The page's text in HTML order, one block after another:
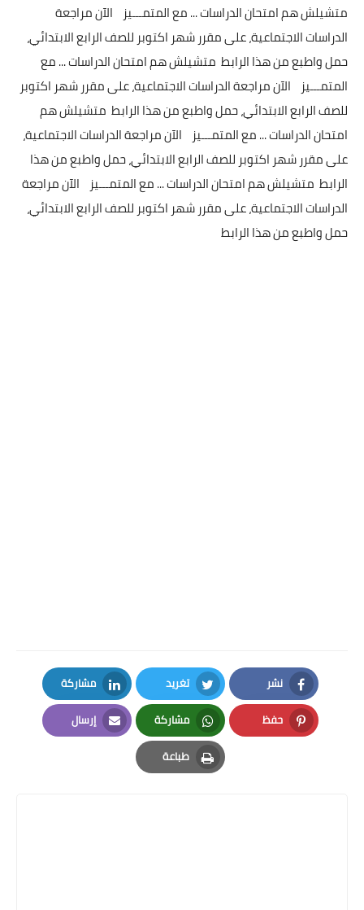
متشيلش هم امتحان الدراسات ... مع المتمـــيز الآن مراجعة
الدراسات الاجتماعية، على مقرر شهر اكتوبر للصف الرابع الابتدائي،
حمل واطبع من هذا الرابط متشيلش هم امتحان الدراسات ... مع
المتمـــيز الآن مراجعة الدراسات الاجتماعية، على مقرر شهر اكتوبر
للصف الرابع الابتدائي، حمل واطبع من هذا الرابط متشيلش هم
امتحان الدراسات ... مع المتمـــيز الآن مراجعة الدراسات الاجتماعية،
على مقرر شهر اكتوبر للصف الرابع الابتدائي، حمل واطبع من هذا
الرابط متشيلش هم امتحان الدراسات ... مع المتمـــيز الآن مراجعة
الدراسات الاجتماعية، على مقرر شهر اكتوبر للصف الرابع الابتدائي،
حمل واطبع من هذا الرابط
نشر
Facebook
تغريد
Twitter
مشاركة
LinkedIn
حفظ
Pinterest
مشاركة
Whatsapp
إرسال
Email
طباعة
Print